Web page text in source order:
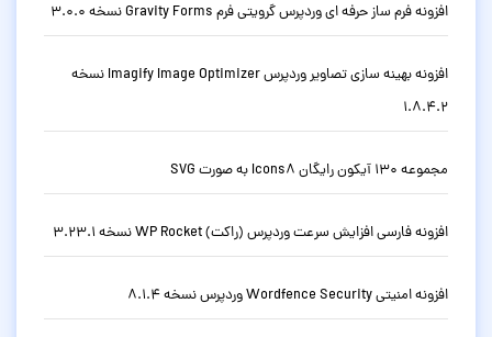
افزونه فرم ساز حرفه ای وردپرس گرویتی فرم Gravity Forms نسخه 3.0.0
افزونه بهینه سازی تصاویر وردپرس Imagify Image Optimizer نسخه
1.8.4.2
مجموعه 130 آیکون رایگان Icons8 به صورت SVG
افزونه فارسی افزایش سرعت وردپرس (راکت) WP Rocket نسخه 3.23.1
افزونه امنیتی Wordfence Security وردپرس نسخه 8.1.4